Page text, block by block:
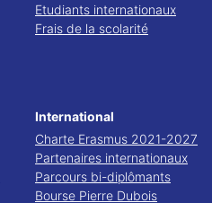
Etudiants internationaux
Frais de la scolarité
International
Charte Erasmus 2021-2027
Partenaires internationaux
Parcours bi-diplômants
Bourse Pierre Dubois